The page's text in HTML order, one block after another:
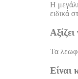
Η
ειδικά
Τα
Είναι